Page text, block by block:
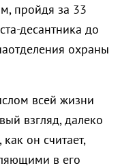
пройдя за 33
десантника до
охраны
всей жизни
взгляд, далеко
он считает,
в его